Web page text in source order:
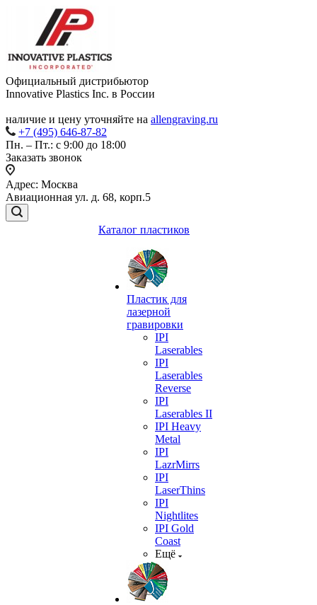
Официальный дистрибьютор
Innovative Plastics Inc. в России
наличие и цену уточняйте на allengraving.ru
+7 (495) 646-87-82
Пн. – Пт.: с 9:00 до 18:00
Заказать звонок
Адрес: Москва
Авиационная ул. д. 68, корп.5
Каталог пластиков
Пластик для
лазерной
гравировки
IPI
Laserables
IPI
Laserables
Reverse
IPI
Laserables II
IPI Heavy
Metal
IPI
LazrMirrs
IPI
LaserThins
IPI
Nightlites
IPI Gold
Coast
Ещё